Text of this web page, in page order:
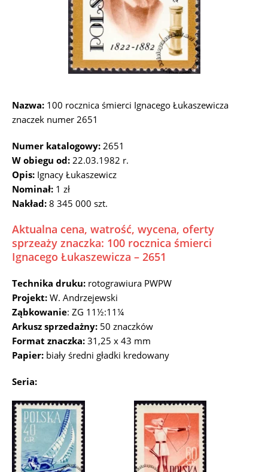
Nazwa: 100 rocznica śmierci Ignacego Łukaszewicza
znaczek numer 2651
Numer katalogowy: 2651
W obiegu od: 22.03.1982 r.
Opis: Ignacy Łukaszewicz
Nominał: 1 zł
Nakład: 8 345 000 szt.
Aktualna cena, watrość, wycena, oferty
sprzeaży znaczka: 100 rocznica śmierci
Ignacego Łukaszewicza – 2651
Technika druku: rotograwiura PWPW
Projekt: W. Andrzejewski
Ząbkowanie: ZG 11½:11¼
Arkusz sprzedażny: 50 znaczków
Format znaczka: 31,25 x 43 mm
Papier: biały średni gładki kredowany
Seria: